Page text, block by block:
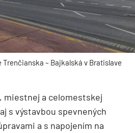
– Bajkalská v Bratislave
miestnej a celomestskej
s výstavbou spevnených
a s napojením na